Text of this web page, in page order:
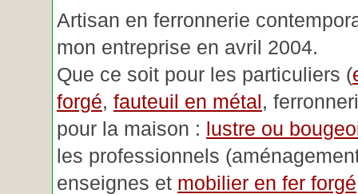
Artisan en ferronnerie
mon entreprise en avril 2004.
Que ce soit pour les particuliers (
forgé, fauteuil en métal,
pour la maison : lustre ou
les professionnels
enseignes et mobilier en fer forgé